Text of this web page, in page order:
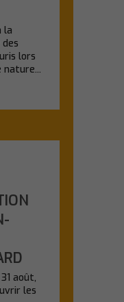
la
lors
nature...
août,
les